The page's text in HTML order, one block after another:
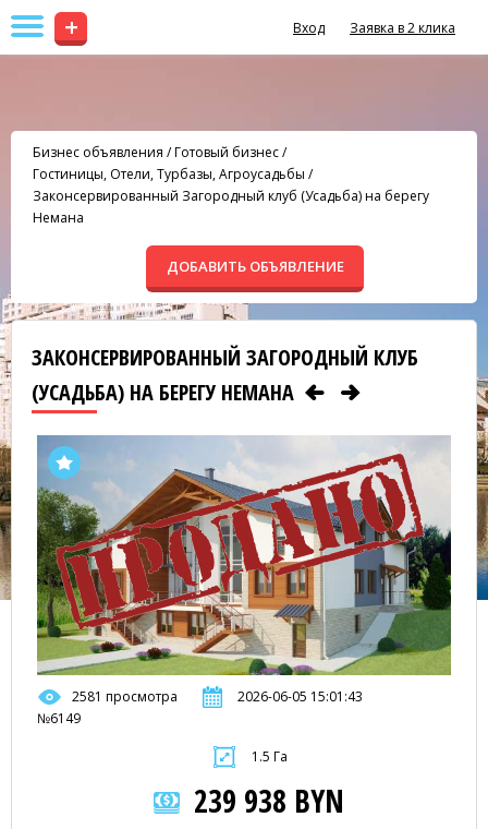
+ Вход Заявка в 2 клика
Бизнес объявления /Готовый бизнес/
Гостиницы, Отели, Турбазы, Агроусадьбы /
Законсервированный Загородный клуб (Усадьба) на берегу
Немана
ДОБАВИТЬ ОБЪЯВЛЕНИЕ
ЗАКОНСЕРВИРОВАННЫЙ ЗАГОРОДНЫЙ КЛУБ
(УСАДЬБА) НА БЕРЕГУ НЕМАНА
2581 просмотра
2026-06-05 15:01:43
№6149
1.5 Га
239 938 BYN